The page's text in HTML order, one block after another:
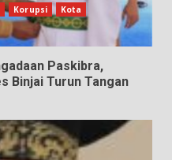
Korupsi
Kota
Paskibra,
Binjai Turun Tangan